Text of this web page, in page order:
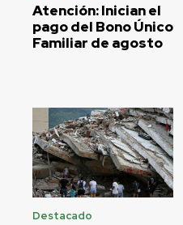
Atención: Inician el
pago del Bono Único
Familiar de agosto
Destacado